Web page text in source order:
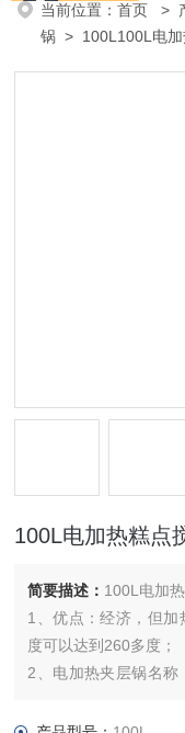
当前位置：首页 >
锅 > 100L100L电加
100L电加热糕点
简要描述： 100L电加
1、优点：经济，但加
度可以达到260多度；
2、电加热夹层锅名称
3、配有自动恒温控